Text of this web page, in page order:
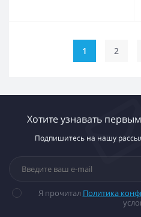
1 2
Хотите узнавать
Подпишитесь на нашу
Я прочитал Политика